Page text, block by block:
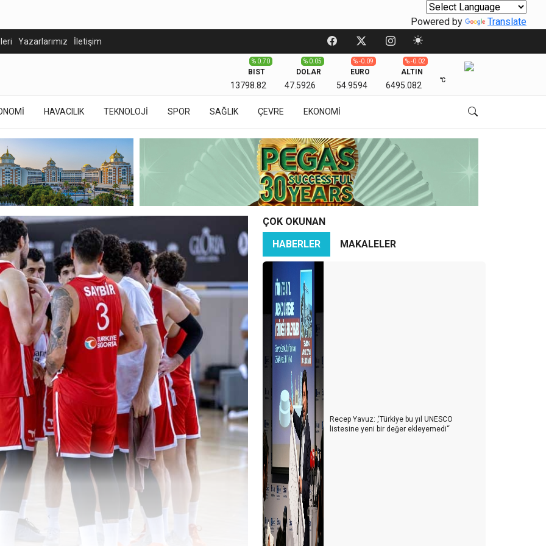
Powered by Translate
Yazarlarımız İletişim
BIST
13798.82
% 0.70
DOLAR
47.5926
% 0.05
EURO
54.9594
% -0.09
ALTIN
6495.082
% -0.02
℃
HAVACILIK TEKNOLOJİ SPOR SAĞLIK ÇEVRE EKONOMİ
ÇOK OKUNAN
HABERLER
MAKALELER
Recep Yavuz: ‚‘Türkiye bu yıl UNESCO
listesine yeni bir değer ekleyemedi‘‘